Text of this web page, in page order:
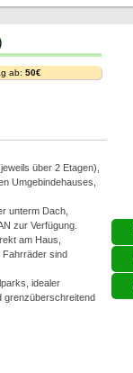
ab: 50€
über 2 Etagen),
Umgebindehauses,
unterm Dach,
zur Verfügung.
am Haus,
Fahrräder sind
idealer
grenzüberschreitend